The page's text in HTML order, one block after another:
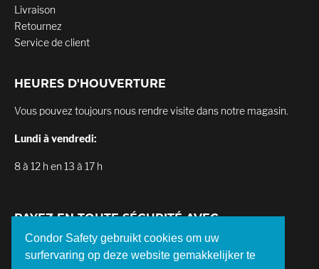
Condor Safety gebruikt cookies om uw
surfervaring op deze website gemakkelijker te
Livraison
Retournez
Service de client
HEURES D'HOUVERTURE
Vous pouvez toujours nous rendre visite dans notre magasin.
Lundi à vendredi:
8 à 12 h en 13 à 17 h
PAYEZ EN TOUTE SÉCURITÉ AVEC